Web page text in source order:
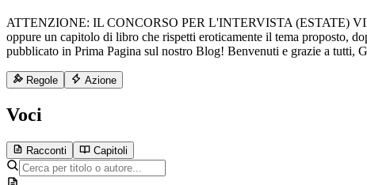
ATTENZIONE: IL CONCORSO PER L'INTERVISTA (ESTATE)
oppure un capitolo di libro che rispetti eroticamente il tema proposto,
pubblicato in Prima Pagina sul nostro Blog! Benvenuti e grazie a tutti,
Regole Azione
Voci
Racconti Capitoli